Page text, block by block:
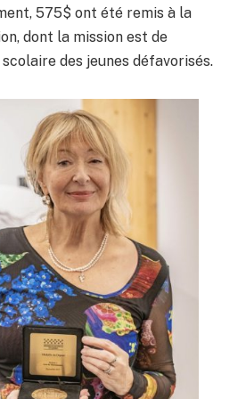
575$ ont été remis à la
dont la mission est de
des jeunes défavorisés.